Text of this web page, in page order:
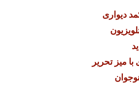
دیواری
میز تحریر